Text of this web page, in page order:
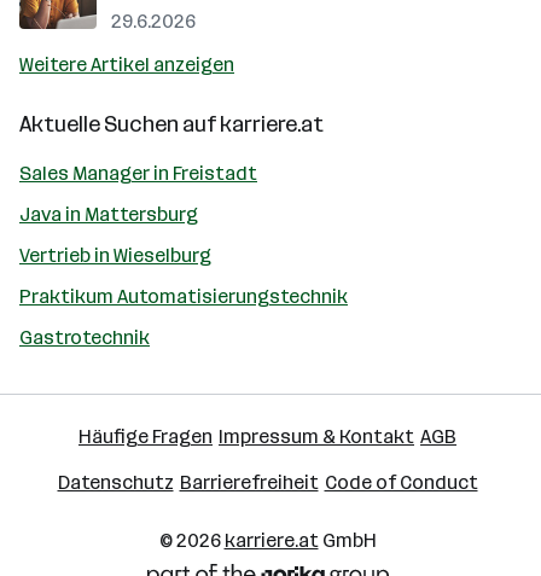
29.6.2026
Weitere Artikel anzeigen
Aktuelle Suchen aufkarriere.at
Sales Manager in Freistadt
Java in Mattersburg
Vertrieb in Wieselburg
Praktikum Automatisierungstechnik
Gastrotechnik
Häufige Fragen Impressum & Kontakt AGB
Datenschutz Barrierefreiheit Code of Conduct
© 2026 karriere.atGmbH